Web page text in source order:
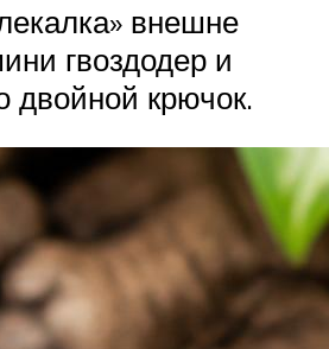
внешне
гвоздодер и
двойной крючок.